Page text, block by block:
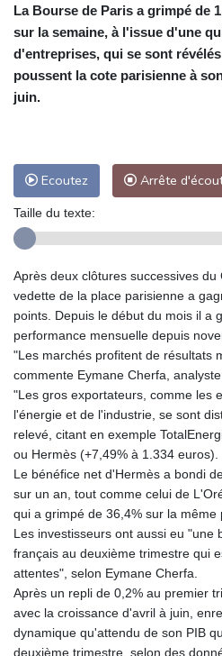
La Bourse de Paris a grimpé de
sur la semaine, à l'issue d'une
d'entreprises, qui se sont
poussent la cote parisienne à
juin.
Ecoutez Arrête
Taille du texte:
Après deux clôtures successives
vedette de la place parisienne a
points. Depuis le début du mois il a
performance mensuelle depuis
"Les marchés profitent de résultats
commente Eymane Cherfa, analyste
"Les gros exportateurs, comme les
l'énergie et de l'industrie, se sont
relevé, citant en exemple
ou Hermès (+7,49% à 1.334 euros).
Le bénéfice net d'Hermès a bondi
sur un an, tout comme celui de
qui a grimpé de 36,4% sur la même
Les investisseurs ont aussi eu "une
français au deuxième trimestre qui
attentes", selon Eymane Cherfa.
Après un repli de 0,2% au premier
avec la croissance d'avril à juin,
dynamique qu'attendu de son PIB
deuxième trimestre, selon des